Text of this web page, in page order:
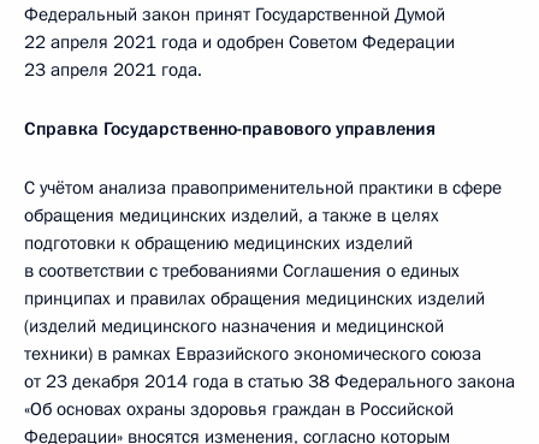
Федеральный закон принят Государственной Думой
22 апреля 2021 года и одобрен Советом Федерации
23 апреля 2021 года.
Справка Государственно-правового управления
С учётом анализа правоприменительной практики в сфере
обращения медицинских изделий, а также в целях
подготовки к обращению медицинских изделий
в соответствии с требованиями Соглашения о единых
принципах и правилах обращения медицинских изделий
(изделий медицинского назначения и медицинской
техники) в рамках Евразийского экономического союза
от 23 декабря 2014 года в статью 38 Федерального закона
«Об основах охраны здоровья граждан в Российской
Федерации» вносятся изменения, согласно которым